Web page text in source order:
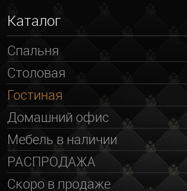
Каталог
Спальня
Столовая
Гостиная
Домашний офис
Мебель в наличии
РАСПРОДАЖА
Скоро в продаже